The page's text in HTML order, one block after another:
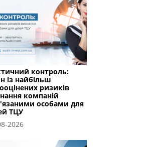
контроль:
із найбільш
ризиків
компаній
особами для
ТЦУ
2026